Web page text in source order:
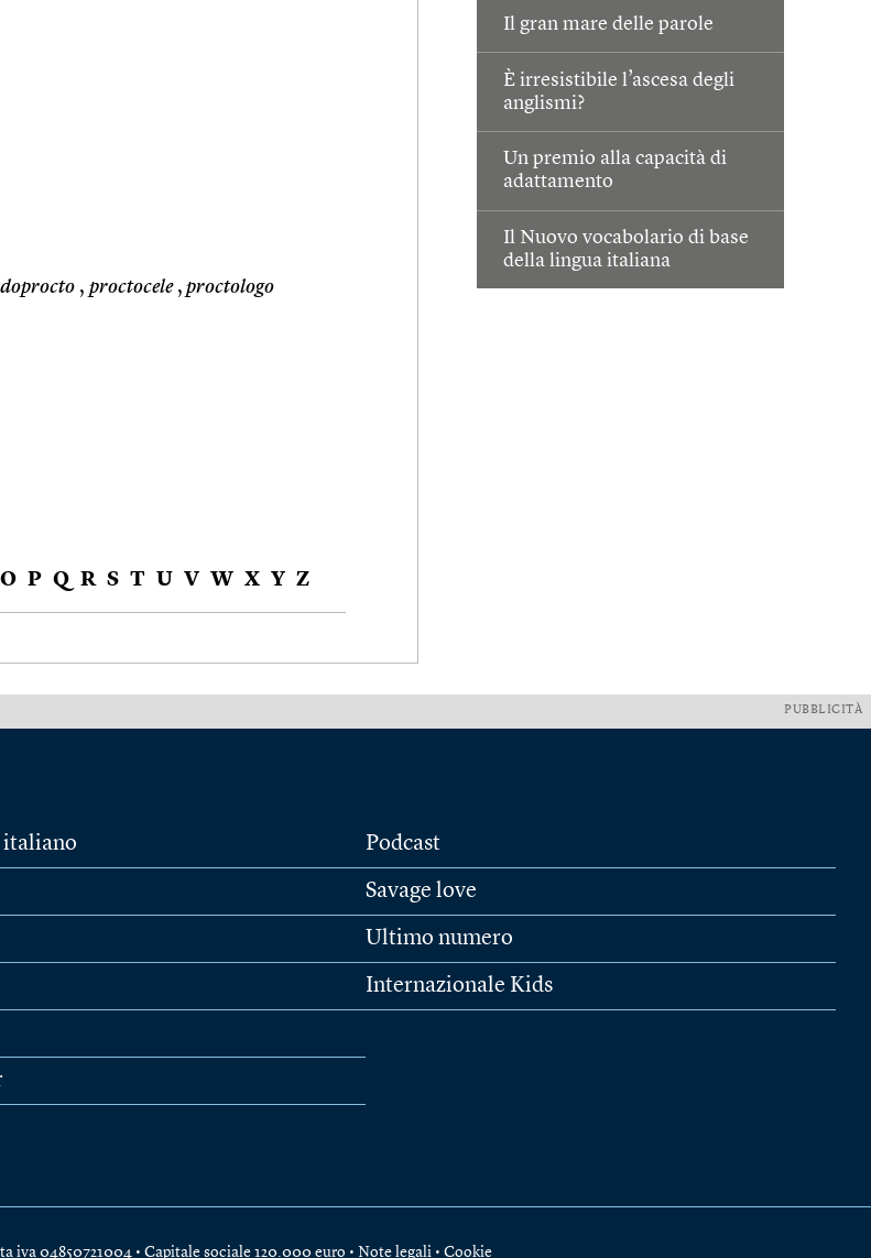
Il gran mare delle parole
È irresistibile l’ascesa degli
anglismi?
Un premio alla capacità di
adattamento
Il Nuovo vocabolario di base
della lingua italiana
, proctocele, proctologo
O P Q R S T U V W X Y Z
PUBBLICITÀ
Podcast
Savage love
Ultimo numero
Internazionale Kids
iva 04850721004 • Capitale sociale 120.000 euro • Note legali • Cookie